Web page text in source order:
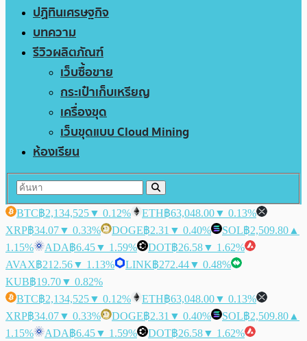
ปฏิทินเศรษฐกิจ
บทความ
รีวิวผลิตภัณฑ์
เว็บซื้อขาย
กระเป๋าเก็บเหรียญ
เครื่องขุด
เว็บขุดแบบ Cloud Mining
ห้องเรียน
BTC฿2,134,525▼ 0.12% ETH฿63,048.00▼ 0.13%
XRP฿34.07▼ 0.33% DOGE฿2.31 ▼ 0.40% SOL฿2,509.80 ▲
1.15%
ADA฿6.45▼ 1.59% DOT฿26.58▼ 1.62%
AVAX฿212.56▼ 1.13% LINK฿272.44▼ 0.48%
KUB฿19.70▼ 0.82%
BTC฿2,134,525▼ 0.12% ETH฿63,048.00▼ 0.13%
XRP฿34.07▼ 0.33% DOGE฿2.31 ▼ 0.40% SOL฿2,509.80 ▲
1.15%
ADA฿6.45▼ 1.59% DOT฿26.58▼ 1.62%